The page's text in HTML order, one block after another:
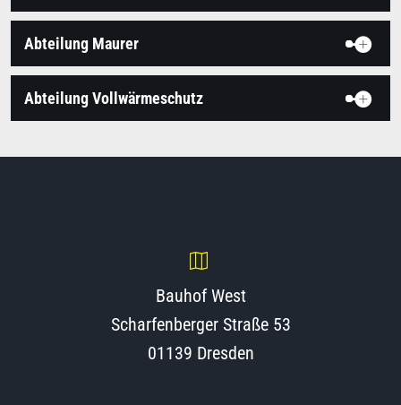
Abteilung Maurer
Abteilung Vollwärmeschutz
Bauhof West
Scharfenberger Straße 53
01139 Dresden